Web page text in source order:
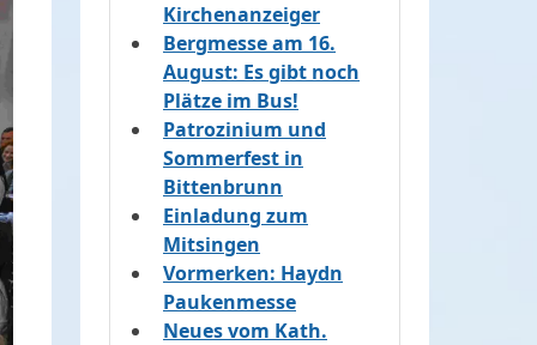
Kirchenanzeiger
Bergmesse am 16.
August: Es gibt noch
Plätze im Bus!
Patrozinium und
Sommerfest in
Bittenbrunn
Einladung zum
Mitsingen
Vormerken: Haydn
Paukenmesse
Neues vom Kath.